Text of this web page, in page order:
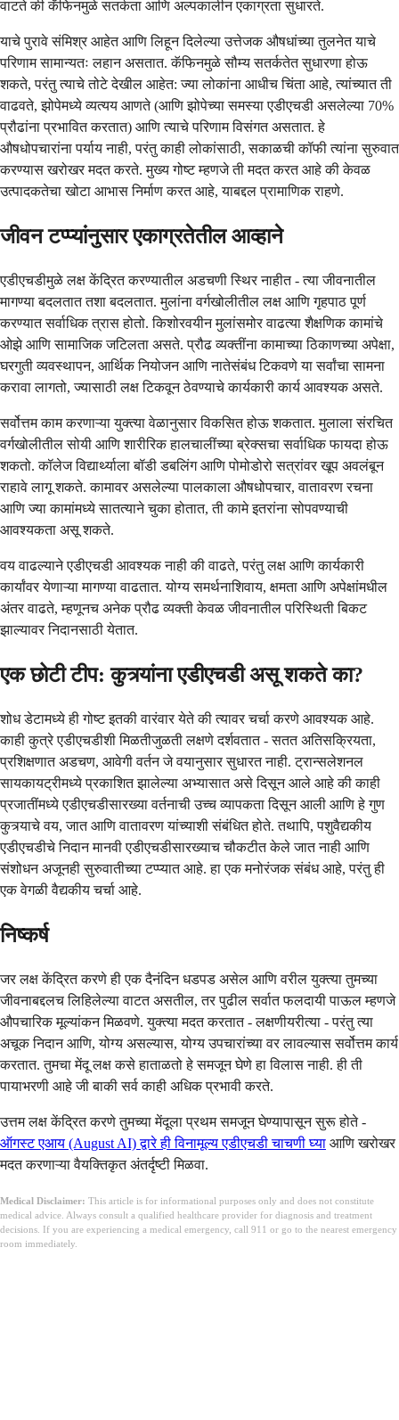
वाटते की कॅफिनमुळे सतर्कता आणि अल्पकालीन एकाग्रता सुधारते.
याचे पुरावे संमिश्र आहेत आणि लिहून दिलेल्या उत्तेजक औषधांच्या तुलनेत याचे
परिणाम सामान्यतः लहान असतात. कॅफिनमुळे सौम्य सतर्कतेत सुधारणा होऊ
शकते, परंतु त्याचे तोटे देखील आहेत: ज्या लोकांना आधीच चिंता आहे, त्यांच्यात ती
वाढवते, झोपेमध्ये व्यत्यय आणते (आणि झोपेच्या समस्या एडीएचडी असलेल्या 70%
प्रौढांना प्रभावित करतात) आणि त्याचे परिणाम विसंगत असतात. हे
औषधोपचारांना पर्याय नाही, परंतु काही लोकांसाठी, सकाळची कॉफी त्यांना सुरुवात
करण्यास खरोखर मदत करते. मुख्य गोष्ट म्हणजे ती मदत करत आहे की केवळ
उत्पादकतेचा खोटा आभास निर्माण करत आहे, याबद्दल प्रामाणिक राहणे.
जीवन टप्प्यांनुसार एकाग्रतेतील आव्हाने
एडीएचडीमुळे लक्ष केंद्रित करण्यातील अडचणी स्थिर नाहीत - त्या जीवनातील
मागण्या बदलतात तशा बदलतात. मुलांना वर्गखोलीतील लक्ष आणि गृहपाठ पूर्ण
करण्यात सर्वाधिक त्रास होतो. किशोरवयीन मुलांसमोर वाढत्या शैक्षणिक कामांचे
ओझे आणि सामाजिक जटिलता असते. प्रौढ व्यक्तींना कामाच्या ठिकाणच्या अपेक्षा,
घरगुती व्यवस्थापन, आर्थिक नियोजन आणि नातेसंबंध टिकवणे या सर्वांचा सामना
करावा लागतो, ज्यासाठी लक्ष टिकवून ठेवण्याचे कार्यकारी कार्य आवश्यक असते.
सर्वोत्तम काम करणाऱ्या युक्त्या वेळानुसार विकसित होऊ शकतात. मुलाला संरचित
वर्गखोलीतील सोयी आणि शारीरिक हालचालींच्या ब्रेक्सचा सर्वाधिक फायदा होऊ
शकतो. कॉलेज विद्यार्थ्याला बॉडी डबलिंग आणि पोमोडोरो सत्रांवर खूप अवलंबून
राहावे लागू शकते. कामावर असलेल्या पालकाला औषधोपचार, वातावरण रचना
आणि ज्या कामांमध्ये सातत्याने चुका होतात, ती कामे इतरांना सोपवण्याची
आवश्यकता असू शकते.
वय वाढल्याने एडीएचडी आवश्यक नाही की वाढते, परंतु लक्ष आणि कार्यकारी
कार्यांवर येणाऱ्या मागण्या वाढतात. योग्य समर्थनाशिवाय, क्षमता आणि अपेक्षांमधील
अंतर वाढते, म्हणूनच अनेक प्रौढ व्यक्ती केवळ जीवनातील परिस्थिती बिकट
झाल्यावर निदानसाठी येतात.
एक छोटी टीप: कुत्र्यांना एडीएचडी असू शकते का?
शोध डेटामध्ये ही गोष्ट इतकी वारंवार येते की त्यावर चर्चा करणे आवश्यक आहे.
काही कुत्रे एडीएचडीशी मिळतीजुळती लक्षणे दर्शवतात - सतत अतिसक्रियता,
प्रशिक्षणात अडचण, आवेगी वर्तन जे वयानुसार सुधारत नाही. ट्रान्सलेशनल
सायकायट्रीमध्ये प्रकाशित झालेल्या अभ्यासात असे दिसून आले आहे की काही
प्रजातींमध्ये एडीएचडीसारख्या वर्तनाची उच्च व्यापकता दिसून आली आणि हे गुण
कुत्र्याचे वय, जात आणि वातावरण यांच्याशी संबंधित होते. तथापि, पशुवैद्यकीय
एडीएचडीचे निदान मानवी एडीएचडीसारख्याच चौकटीत केले जात नाही आणि
संशोधन अजूनही सुरुवातीच्या टप्प्यात आहे. हा एक मनोरंजक संबंध आहे, परंतु ही
एक वेगळी वैद्यकीय चर्चा आहे.
निष्कर्ष
जर लक्ष केंद्रित करणे ही एक दैनंदिन धडपड असेल आणि वरील युक्त्या तुमच्या
जीवनाबद्दलच लिहिलेल्या वाटत असतील, तर पुढील सर्वात फलदायी पाऊल म्हणजे
औपचारिक मूल्यांकन मिळवणे. युक्त्या मदत करतात - लक्षणीयरीत्या - परंतु त्या
अचूक निदान आणि, योग्य असल्यास, योग्य उपचारांच्या वर लावल्यास सर्वोत्तम कार्य
करतात. तुमचा मेंदू लक्ष कसे हाताळतो हे समजून घेणे हा विलास नाही. ही ती
पायाभरणी आहे जी बाकी सर्व काही अधिक प्रभावी करते.
उत्तम लक्ष केंद्रित करणे तुमच्या मेंदूला प्रथम समजून घेण्यापासून सुरू होते -
ऑगस्ट एआय (August AI) द्वारे ही विनामूल्य एडीएचडी चाचणी घ्या आणि खरोखर
मदत करणाऱ्या वैयक्तिकृत अंतर्दृष्टी मिळवा.
Medical Disclaimer: This article is for informational purposes only and does not constitute
medical advice. Always consult a qualified healthcare provider for diagnosis and treatment
decisions. If you are experiencing a medical emergency, call 911 or go to the nearest emergency
room immediately.